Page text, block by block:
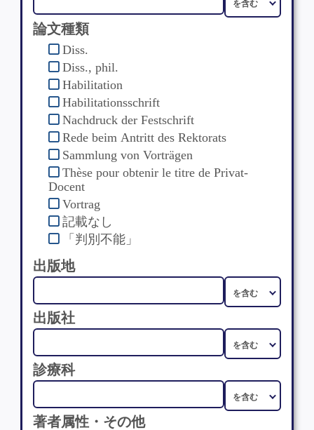
論文種類
Diss.
Diss., phil.
Habilitation
Habilitationsschrift
Nachdruck der Festschrift
Rede beim Antritt des Rektorats
Sammlung von Vorträgen
Thèse pour obtenir le titre de Privat-
Docent
Vortrag
記載なし
「判別不能」
出版地
出版社
診療科
著者属性・その他